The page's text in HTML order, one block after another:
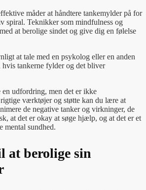
måder at håndtere tankemylder på for
spiral. Teknikker som mindfulness og
at berolige sindet og give dig en følelse
at tale med en psykolog eller en anden
hvis tankerne fylder og det bliver
udfordring, men det er ikke
værktøjer og støtte kan du lære at
de negative tanker og virkninger, de
at det er okay at søge hjælp, og at det er et
mental sundhed.
at berolige sin